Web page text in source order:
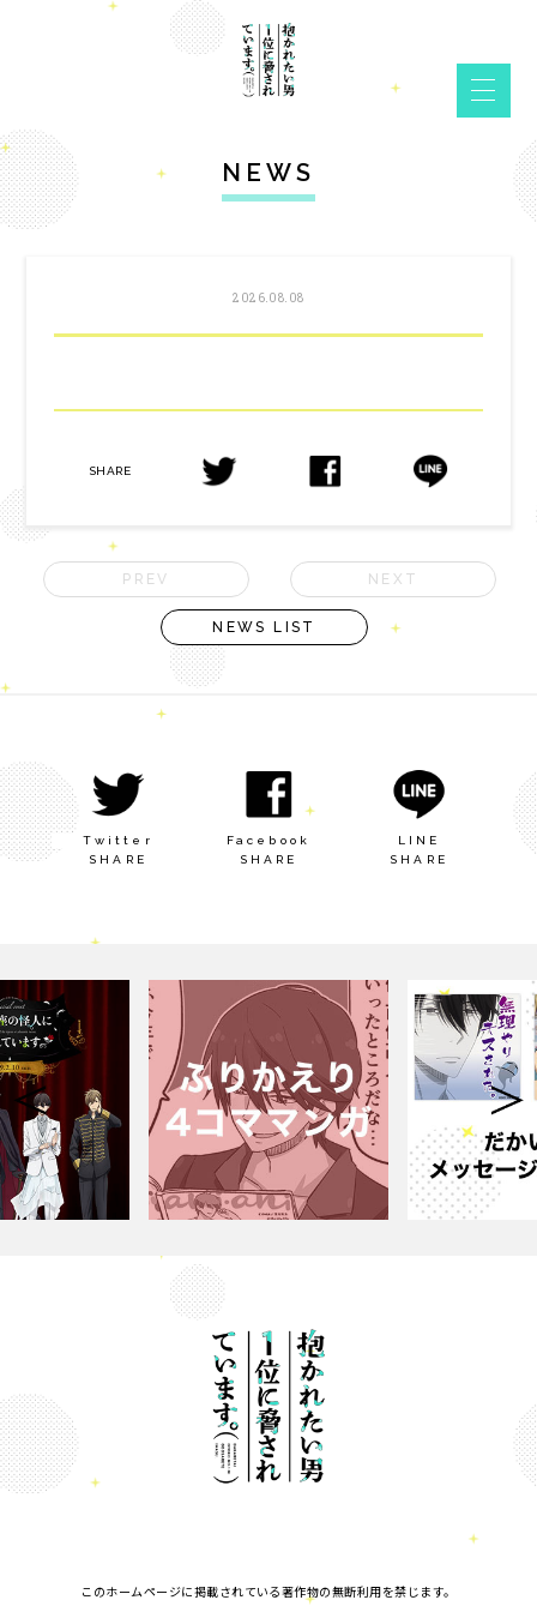
NEWS
2026.08.08
SHARE
PREV
NEWS LIST
NEXT
Twitter
SHARE
Facebook
SHARE
LINE
SHARE
このホームページに掲載されている著作物の無断利用を禁じます。